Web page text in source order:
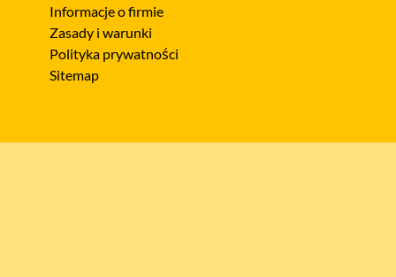
Informacje o firmie
Zasady i warunki
Polityka prywatności
Sitemap